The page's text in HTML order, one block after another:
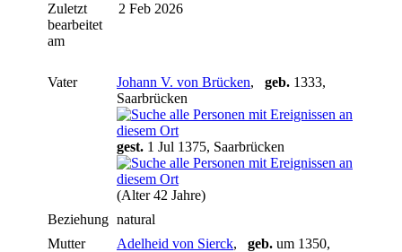
Zuletzt
bearbeitet
am
2 Feb 2026
Vater Johann V. von Brücken, geb. 1333,
Saarbrücken
gest. 1 Jul 1375, Saarbrücken
(Alter 42 Jahre)
Beziehung natural
Mutter
Adelheid von Sierck, geb. um 1350,